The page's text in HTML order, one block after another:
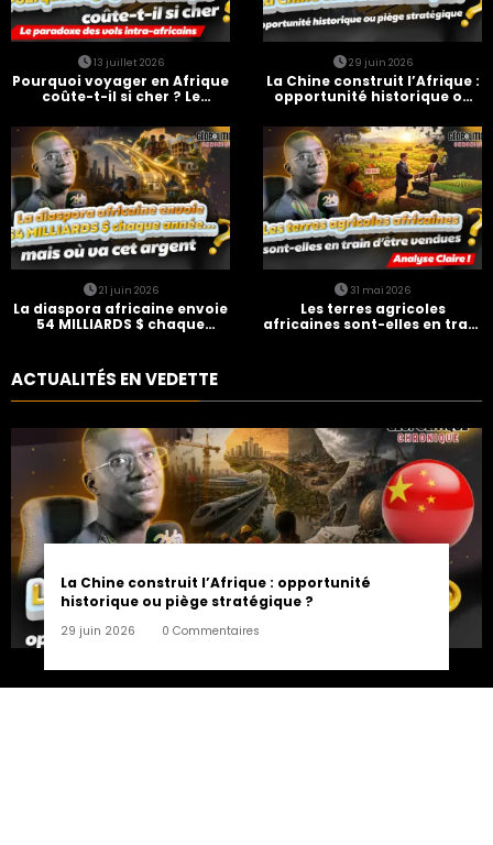
13 juillet 2026
Pourquoi voyager en Afrique
coûte-t-il si cher ? Le
africains
29 juin 2026
La Chine construit l’Afrique :
opportunité historique ou
21 juin 2026
La diaspora africaine envoie
54 MILLIARDS $ chaque
31 mai 2026
Les terres agricoles
africaines sont-elles en train
ACTUALITÉS EN VEDETTE
La Chine construit l’Afrique : opportunité
historique ou piège stratégique ?
29 juin 2026 0 Commentaires